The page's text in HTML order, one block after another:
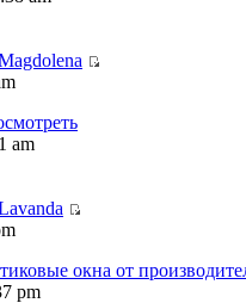
am
окна от
pm